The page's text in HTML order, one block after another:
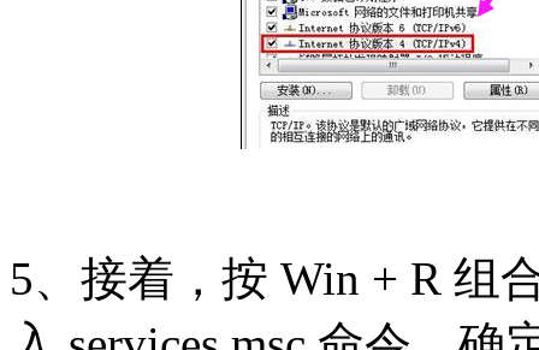
5、接着，按 Win + R 组